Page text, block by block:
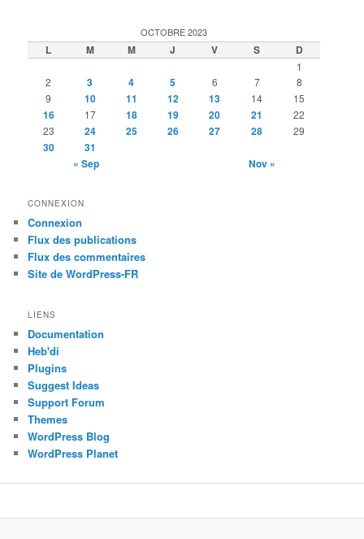
OCTOBRE 2023
L M M J V S D
1
2
3 4 5 6 7
8
9
10 11 12 13 14 15
16 17 18 19 20 21
22
23
24 25 26 27 28 29
30
31
« Sep
Nov »
CONNEXION
Connexion
Flux des publications
Flux des commentaires
Site de WordPress-FR
LIENS
Documentation
Heb'di
Plugins
Suggest Ideas
Support Forum
Themes
WordPress Blog
WordPress Planet